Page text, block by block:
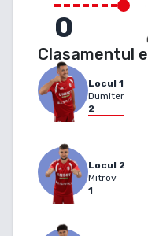
0
Clasamentul
Locul 1
Dumiter
2
Locul 2
Mitrov
1